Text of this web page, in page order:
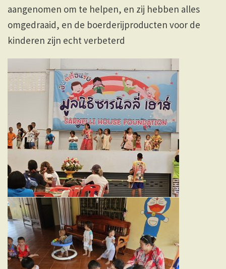
aangenomen om te helpen, en zij hebben alles
omgedraaid, en de boerderijproducten voor de
kinderen zijn echt verbeterd